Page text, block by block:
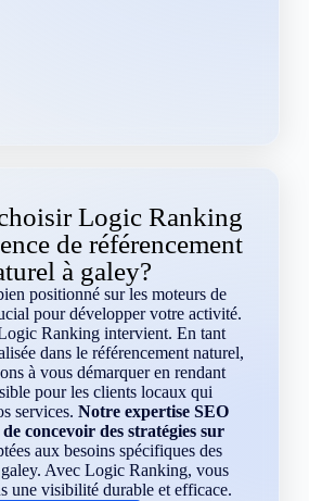
Logic Ranking
de référencement
à galey?
positionné sur les moteurs de
pour développer votre activité.
Ranking intervient. En tant
dans le référencement naturel,
à vous démarquer en rendant
pour les clients locaux qui
services. Notre expertise SEO
concevoir des stratégies sur
aux besoins spécifiques des
galey. Avec Logic Ranking, vous
une visibilité durable et efficace.